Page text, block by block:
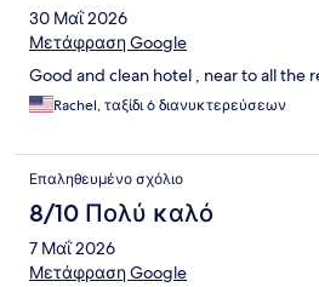
30 Μαΐ 2026
Μετάφραση Google
Good and clean hotel , near to all the
Rachel, ταξίδι 6 διανυκτερεύσεων
Επαληθευμένο σχόλιο
8/10 Πολύ καλό
7 Μαΐ 2026
Μετάφραση Google